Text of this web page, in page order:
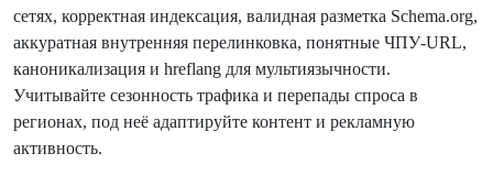
сетях, корректная индексация, валидная разметка Schema.org,
аккуратная внутренняя перелинковка, понятные ЧПУ-URL,
каноникализация и hreflang для мультиязычности.
Учитывайте сезонность трафика и перепады спроса в
регионах, под неё адаптируйте контент и рекламную
активность.